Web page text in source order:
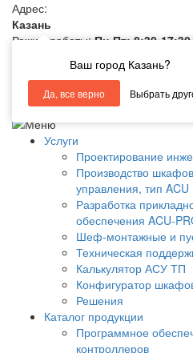
Адрес:
Казань
Ваш город Казань?
Да, все верно Выбрать
Режим работы: Пн-Пт: 8:30-17:30
+7 (843) 210-18-28
ЭФФЕКТИВНЫЕ РЕШЕНИЯ АСУ ТП
Услуги
Проектирование
Производство
управления, тип ACU
Разработка
обеспечения ACU-
Шеф-монтажные и
Техническая
Калькулятор АСУ ТП
Конфигуратор
Решения
Каталог продукции
Программное
контроллеров